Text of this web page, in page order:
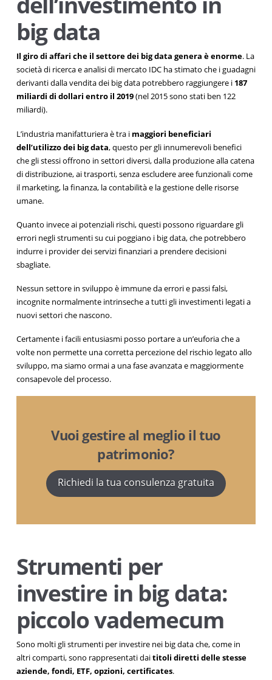
big data
Il giro di affari che il settore dei big data genera è enorme. La
società di ricerca e analisi di mercato IDC ha stimato che i guadagni
derivanti dalla vendita dei big data potrebbero raggiungere i 187
miliardi di dollari entro il 2019(nel 2015 sono stati ben 122
miliardi).
L’industria manifatturiera è tra i maggiori beneficiari
dell’utilizzo dei big data, questo per gli innumerevoli benefici
che gli stessi offrono in settori diversi, dalla produzione alla catena
di distribuzione, ai trasporti, senza escludere aree funzionali come
il marketing, la finanza, la contabilità e la gestione delle risorse
umane.
Quanto invece ai potenziali rischi, questi possono riguardare gli
errori negli strumenti su cui poggiano i big data, che potrebbero
indurre i provider dei servizi finanziari a prendere decisioni
sbagliate.
Nessun settore in sviluppo è immune da errori e passi falsi,
incognite normalmente intrinseche a tutti gli investimenti legati a
nuovi settori che nascono.
Certamente i facili entusiasmi posso portare a un’euforia che a
volte non permette una corretta percezione del rischio legato allo
sviluppo, ma siamo ormai a una fase avanzata e maggiormente
consapevole del processo.
Vuoi gestire al meglio il tuo
patrimonio?
Richiedi la tua consulenza gratuita
Strumenti per
investire in big data:
piccolo vademecum
Sono molti gli strumenti per investire nei big data che, come in
altri comparti, sono rappresentati daititoli diretti delle stesse
aziende, fondi, ETF, opzioni, certificates.